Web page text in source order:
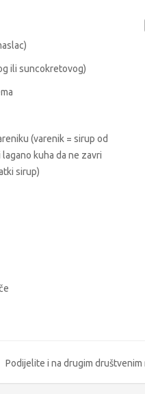
ili suncokretovog)
(varenik = sirup od
kuha da ne zavri
sirup)
Podijelite i na drugim društvenim